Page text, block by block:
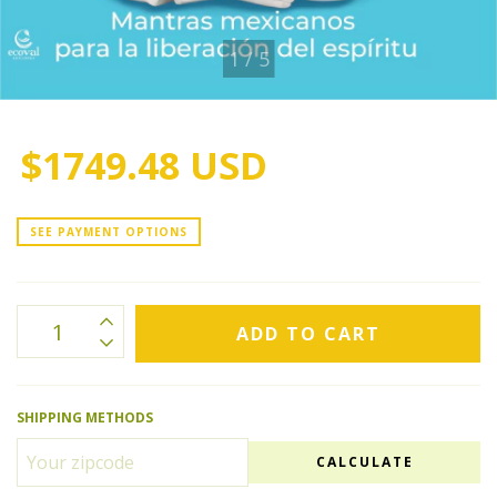
1/5
$1749.48 USD
SEE PAYMENT OPTIONS
SHIPPING METHODS
CALCULATE